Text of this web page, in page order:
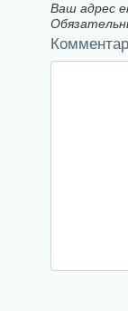
Ваш адрес